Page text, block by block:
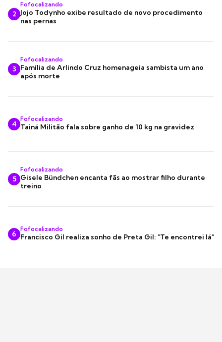
2
Fofocalizando
Jojo Todynho exibe resultado de novo procedimento
nas pernas
3
Fofocalizando
Família de Arlindo Cruz homenageia sambista um ano
após morte
4
Fofocalizando
Tainá Militão fala sobre ganho de 10 kg na gravidez
5
Fofocalizando
Gisele Bündchen encanta fãs ao mostrar filho durante
treino
6
Fofocalizando
Francisco Gil realiza sonho de Preta Gil: "Te encontrei lá"